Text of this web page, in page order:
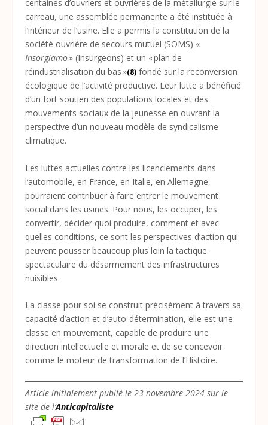
centaines d’ouvriers et ouvrières de la métallurgie sur le
carreau, une assemblée permanente a été instituée à
l’intérieur de l’usine. Elle a permis la constitution de la
société ouvrière de secours mutuel (SOMS) «
Insorgiamo» (Insurgeons) et un « plan de
réindustrialisation du bas »(8) fondé sur la reconversion
écologique de l’activité productive. Leur lutte a bénéficié
d’un fort soutien des populations locales et des
mouvements sociaux de la jeunesse en ouvrant la
perspective d’un nouveau modèle de syndicalisme
climatique.
Les luttes actuelles contre les licenciements dans
l’automobile, en France, en Italie, en Allemagne,
pourraient contribuer à faire entrer le mouvement
social dans les usines. Pour nous, les occuper, les
convertir, décider quoi produire, comment et avec
quelles conditions, ce sont les perspectives d’action qui
peuvent pousser beaucoup plus loin la tactique
spectaculaire du désarmement des infrastructures
nuisibles.
La classe pour soi se construit précisément à travers sa
capacité d’action et d’auto-détermination, elle est une
classe en mouvement, capable de produire une
direction intellectuelle et morale et de se concevoir
comme le moteur de transformation de l’Histoire.
Article initialement publié le 23 novembre 2024 sur le
site de l’Anticapitaliste